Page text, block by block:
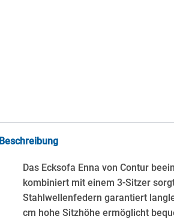
Beschreibung
Das Ecksofa Enna von Contur
kombiniert mit einem 3-Sitzer
Stahlwellenfedern garantiert
cm hohe Sitzhöhe ermöglicht